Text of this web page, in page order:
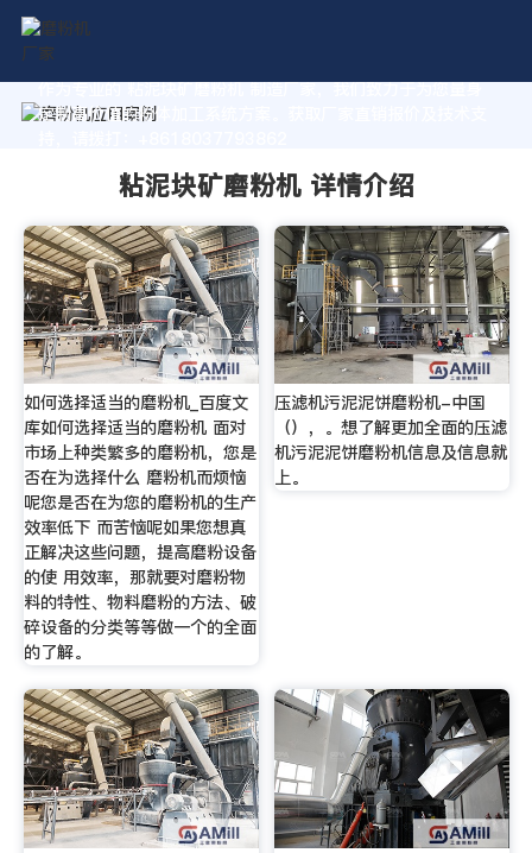
作为专业的 粘泥块矿磨粉机 制造厂家，我们致力于为您量身
定制高价值的粉体加工系统方案。获取厂家直销报价及技术支
粘泥块矿磨粉机 详情介绍
如何选择适当的磨粉机_百度文
库如何选择适当的磨粉机 面对
市场上种类繁多的磨粉机，您是
否在为选择什么 磨粉机而烦恼
呢您是否在为您的磨粉机的生产
效率低下 而苦恼呢如果您想真
正解决这些问题，提高磨粉设备
的使 用效率，那就要对磨粉物
料的特性、物料磨粉的方法、破
碎设备的分类等等做一个的全面
的了解。
压滤机污泥泥饼磨粉机-中国
（），。想了解更加全面的压滤
机污泥泥饼磨粉机信息及信息就
上。